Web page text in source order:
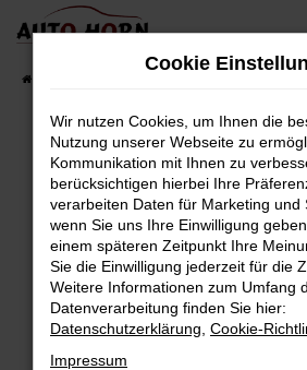
Zum
springen
Fehler: Network
Beim Laden ist ein Fehler
Hier sind ein paar Tipps, die dir
Überprüfe deine Firewall
Internetverbindung.
Laden andere Webseiten, zum
Suchmaschine?
Cookie
Wir nutzen Cookies, um Ihnen die
Nutzung unserer Webseite zu
Kommunikation mit Ihnen zu
berücksichtigen hierbei Ihre
verarbeiten Daten für Marketing und
wenn Sie uns Ihre Einwilligung
einem späteren Zeitpunkt Ihre
Sie die Einwilligung jederzeit für die
Weitere Informationen zum Umfang
Datenverarbeitung finden Sie hier:
Datenschutzerklärung Cookie-
Impressum